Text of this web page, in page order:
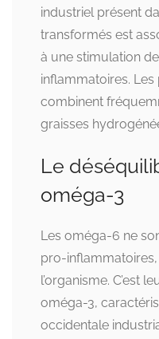
industriel présent
transformés est
à une stimulation
inflammatoires.
combinent
graisses
Le
oméga-3
Les oméga-6 ne
pro-inflammatoires,
l’organisme. C’est
oméga-3,
occidentale